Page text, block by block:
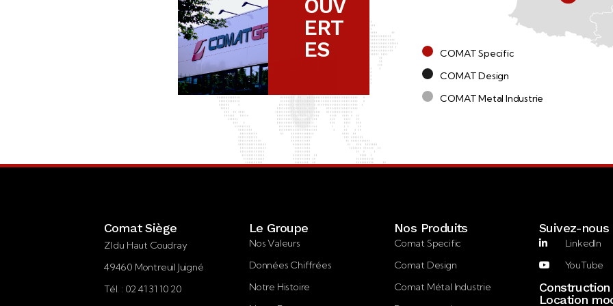
OUV
ERT
ES
COMAT Specific
COMAT Design
COMAT Metal Industrie
Comat Siège
ZI du Haut Coudray
49460 Montreuil Juigné
Tél. : 02 41 31 10 20
Le Groupe
Nos Valeurs
Données Chiffrées
Notre Histoire
Nos Produits
Comat Specific
Comat Design
Comat Métal Industrie
Suivez-nous
LinkedIn
YouTube
Construction
Location